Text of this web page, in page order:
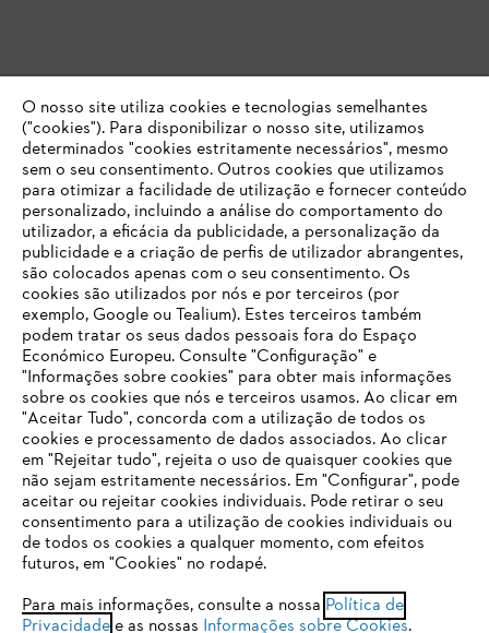
O SEU NAVEGADOR NÃO SUPORTA
ESTE WEBSITE
Está utilizar um navegador que ainda não suportamos. Para
obter o melhor uso de nosso site, recomendamos que altere
para um dos seguintes navegadores:
O nosso site utiliza cookies e tecnologias semelhantes
("cookies"). Para disponibilizar o nosso site, utilizamos
determinados "cookies estritamente necessários", mesmo
sem o seu consentimento. Outros cookies que utilizamos
para otimizar a facilidade de utilização e fornecer conteúdo
personalizado, incluindo a análise do comportamento do
utilizador, a eficácia da publicidade, a personalização da
publicidade e a criação de perfis de utilizador abrangentes,
são colocados apenas com o seu consentimento. Os
cookies são utilizados por nós e por terceiros (por
exemplo, Google ou Tealium). Estes terceiros também
podem tratar os seus dados pessoais fora do Espaço
Económico Europeu. Consulte "Configuração" e
"Informações sobre cookies" para obter mais informações
sobre os cookies que nós e terceiros usamos. Ao clicar em
"Aceitar Tudo", concorda com a utilização de todos os
cookies e processamento de dados associados. Ao clicar
em "Rejeitar tudo", rejeita o uso de quaisquer cookies que
não sejam estritamente necessários. Em "Configurar", pode
aceitar ou rejeitar cookies individuais. Pode retirar o seu
consentimento para a utilização de cookies individuais ou
de todos os cookies a qualquer momento, com efeitos
futuros, em "Cookies" no rodapé.
Para mais informações, consulte a nossa Política de
Privacidadee as nossas Informações sobre Cookies.